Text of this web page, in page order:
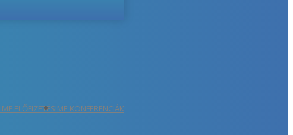
IME ELŐFIZETÉSIME KONFERENCIÁK